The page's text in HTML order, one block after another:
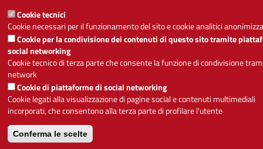
Cookie tecnici
Cookie necessari per il funzionamento del sito e cookie analitici
Cookie per la condivisione dei contenuti di questo sito tramite
social networking
Cookie tecnico di terza parte che consente la funzione di condivisione
network
Cookie di piattaforme di social networking
Cookie legati alla visualizzazione di pagine social e contenuti multimediali
incorporati, che consentono alla terza parte di profilare l'utente
Conferma le scelte